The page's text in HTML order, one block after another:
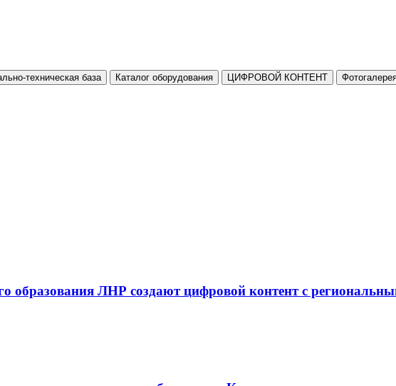
техническая база Каталог оборудования ЦИФРОВОЙ КОНТЕНТ
образования ЛНР создают цифровой контент с